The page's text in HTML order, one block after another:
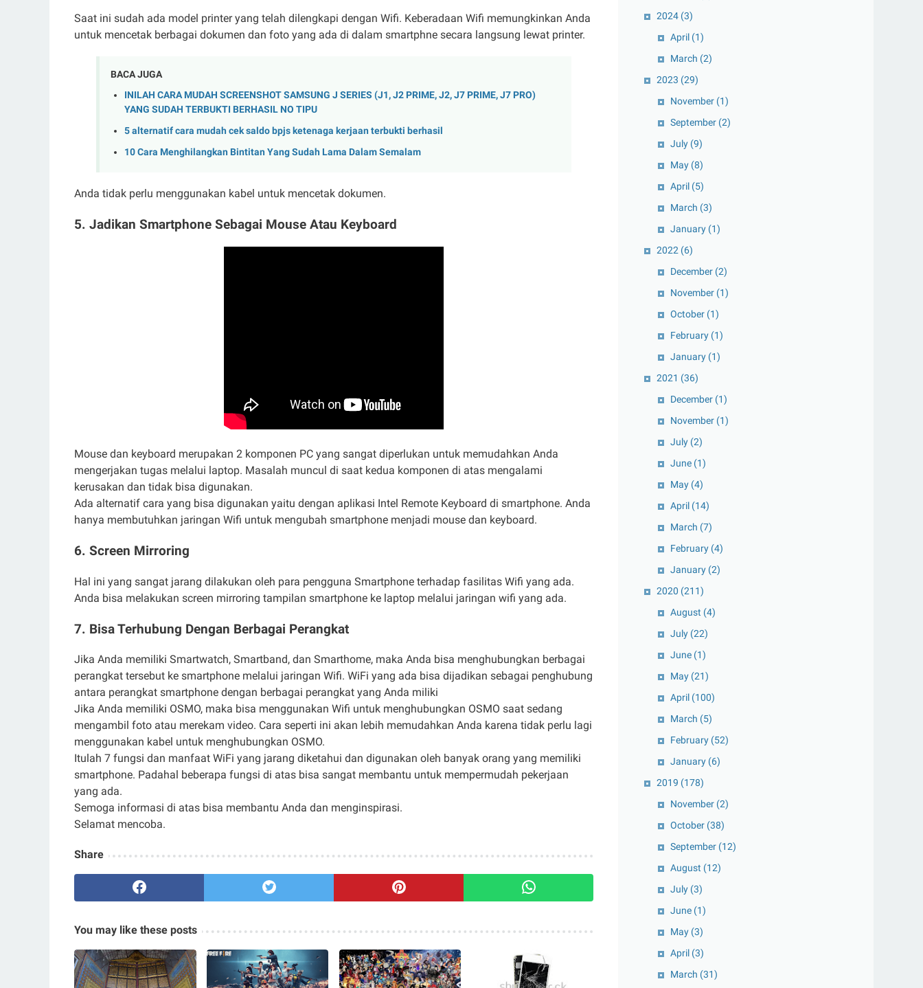
Saat ini sudah ada model printer yang telah dilengkapi dengan Wifi. Keberadaan Wifi memungkinkan Anda
untuk mencetak berbagai dokumen dan foto yang ada di dalam smartphne secara langsung lewat printer.
BACA JUGA
INILAH CARA MUDAH SCREENSHOT SAMSUNG J SERIES (J1, J2 PRIME, J2, J7 PRIME, J7 PRO)
YANG SUDAH TERBUKTI BERHASIL NO TIPU
5 alternatif cara mudah cek saldo bpjs ketenaga kerjaan terbukti berhasil
10 Cara Menghilangkan Bintitan Yang Sudah Lama Dalam Semalam
Anda tidak perlu menggunakan kabel untuk mencetak dokumen.
5. Jadikan Smartphone Sebagai Mouse Atau Keyboard
Mouse dan keyboard merupakan 2 komponen PC yang sangat diperlukan untuk memudahkan Anda
mengerjakan tugas melalui laptop. Masalah muncul di saat kedua komponen di atas mengalami
kerusakan dan tidak bisa digunakan.
Ada alternatif cara yang bisa digunakan yaitu dengan aplikasi Intel Remote Keyboard di smartphone. Anda
hanya membutuhkan jaringan Wifi untuk mengubah smartphone menjadi mouse dan keyboard.
6. Screen Mirroring
Hal ini yang sangat jarang dilakukan oleh para pengguna Smartphone terhadap fasilitas Wifi yang ada.
Anda bisa melakukan screen mirroring tampilan smartphone ke laptop melalui jaringan wifi yang ada.
7. Bisa Terhubung Dengan Berbagai Perangkat
Jika Anda memiliki Smartwatch, Smartband, dan Smarthome, maka Anda bisa menghubungkan berbagai
perangkat tersebut ke smartphone melalui jaringan Wifi. WiFi yang ada bisa dijadikan sebagai penghubung
antara perangkat smartphone dengan berbagai perangkat yang Anda miliki
Jika Anda memiliki OSMO, maka bisa menggunakan Wifi untuk menghubungkan OSMO saat sedang
mengambil foto atau merekam video. Cara seperti ini akan lebih memudahkan Anda karena tidak perlu lagi
menggunakan kabel untuk menghubungkan OSMO.
Itulah 7 fungsi dan manfaat WiFi yang jarang diketahui dan digunakan oleh banyak orang yang memiliki
smartphone. Padahal beberapa fungsi di atas bisa sangat membantu untuk mempermudah pekerjaan
yang ada.
Semoga informasi di atas bisa membantu Anda dan menginspirasi.
Selamat mencoba.
Share
You may like these posts
2024 (3)
April (1)
March (2)
2023 (29)
November (1)
September (2)
July (9)
May (8)
April (5)
March (3)
January (1)
2022 (6)
December (2)
November (1)
October (1)
February (1)
January (1)
2021 (36)
December (1)
November (1)
July (2)
June (1)
May (4)
April (14)
March (7)
February (4)
January (2)
2020 (211)
August (4)
July (22)
June (1)
May (21)
April (100)
March (5)
February (52)
January (6)
2019 (178)
November (2)
October (38)
September (12)
August (12)
July (3)
June (1)
May (3)
April (3)
March (31)